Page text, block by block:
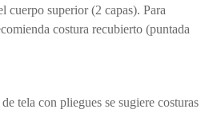
cuerpo superior (2 capas). Para
costura recubierto (puntada
tela con pliegues se sugiere costuras